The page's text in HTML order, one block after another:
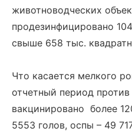
животноводческих
продезинфицировано
свыше 658 тыс.
Что касается мелкого
отчетный период
вакцинировано более
5553 голов, оспы – 49